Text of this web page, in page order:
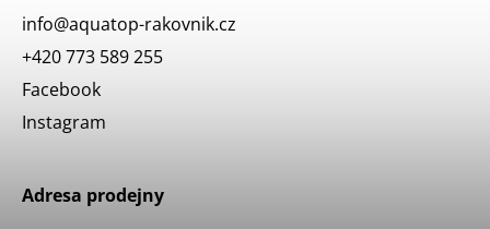
info@aquatop-rakovnik.cz
+420 773 589 255
Facebook
Instagram
Adresa prodejny